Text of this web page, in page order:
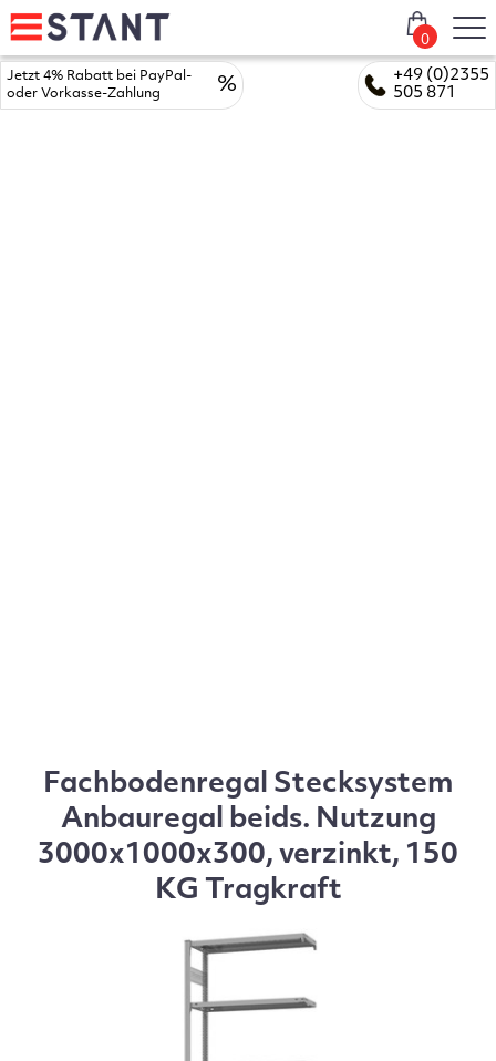
+49 (0)2355
505 871
Jetzt 4% Rabatt bei PayPal-
oder Vorkasse-Zahlung
%
0
Fachbodenregal Stecksystem
Anbauregal beids. Nutzung
3000x1000x300, verzinkt, 150
KG Tragkraft